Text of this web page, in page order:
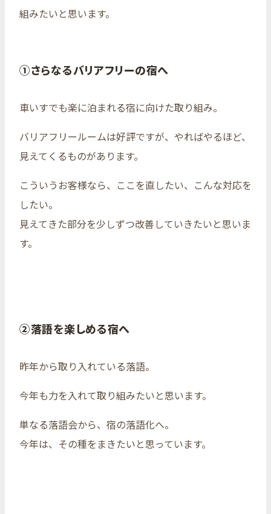
組みたいと思います。
①さらなるバリアフリーの宿へ
車いすでも楽に泊まれる宿に向けた取り組み。
バリアフリールームは好評ですが、やればやるほど、
見えてくるものがあります。
こういうお客様なら、ここを直したい、こんな対応を
したい。
見えてきた部分を少しずつ改善していきたいと思いま
す。
②落語を楽しめる宿へ
昨年から取り入れている落語。
今年も力を入れて取り組みたいと思います。
単なる落語会から、宿の落語化へ。
今年は、その種をまきたいと思っています。